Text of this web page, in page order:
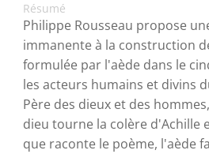
Résumé
Philippe Rousseau propose
immanente à la construction
formulée par l'aède dans le
les acteurs humains et divins
Père des dieux et des
dieu tourne la colère d'Achille
que raconte le poème, l'aède